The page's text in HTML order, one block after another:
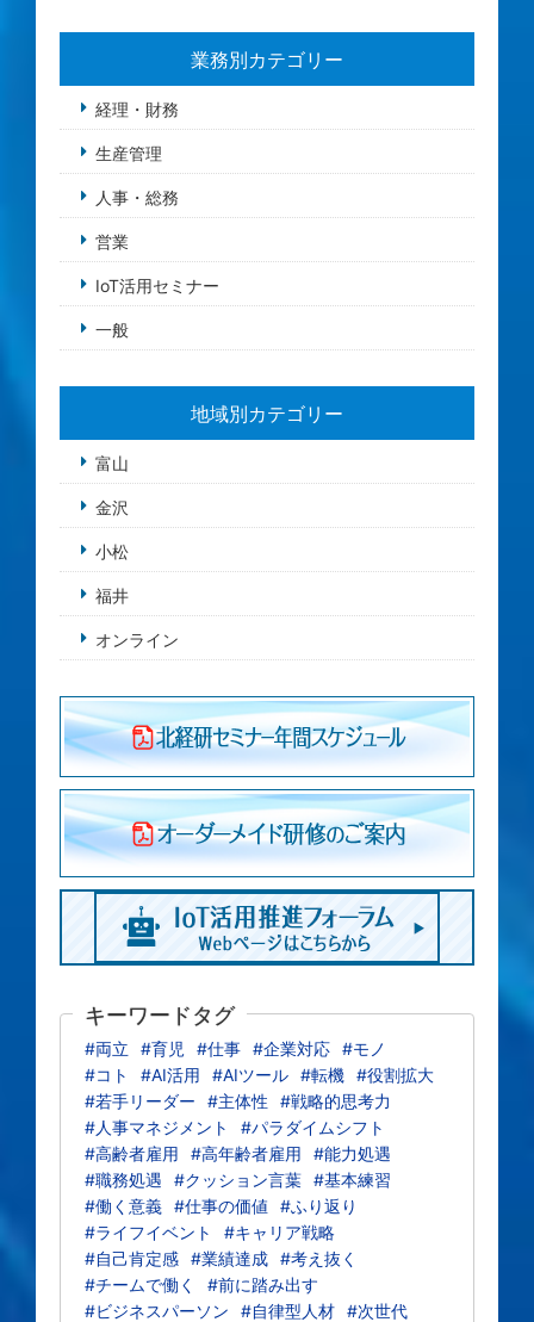
業務別カテゴリー
経理・財務
生産管理
人事・総務
営業
IoT活用セミナー
一般
地域別カテゴリー
富山
金沢
小松
福井
オンライン
キーワードタグ
#両立 #育児 #仕事 #企業対応 #モノ
#コト
#AI活用 #AIツール #転機 #役割拡大
#若手リーダー
#主体性
#戦略的思考力
#人事マネジメント
#パラダイムシフト
#高齢者雇用
#高年齢者雇用
#能力処遇
#職務処遇
#クッション言葉 #基本練習
#働く意義 #仕事の価値
#ふり返り
#ライフイベント
#キャリア戦略
#自己肯定感 #業績達成 #考え抜く
#チームで働く
#前に踏み出す
#ビジネスパーソン
#自律型人材 #次世代